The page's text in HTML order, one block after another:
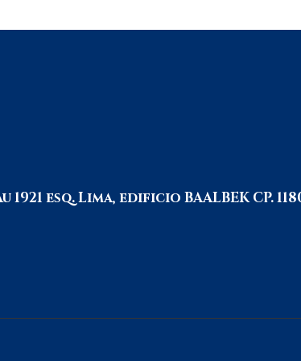
1921 esq. Lima, edificio BAALBEK CP.